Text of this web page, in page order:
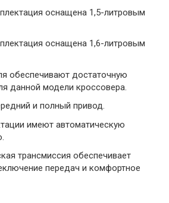
оснащена 1,5-литровым
оснащена 1,6-литровым
обеспечивают достаточную
данной модели кроссовера.
и полный привод.
имеют автоматическую
трансмиссия обеспечивает
передач и комфортное